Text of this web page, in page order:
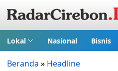
Lokal Nasional Bisnis
Beranda » Headline